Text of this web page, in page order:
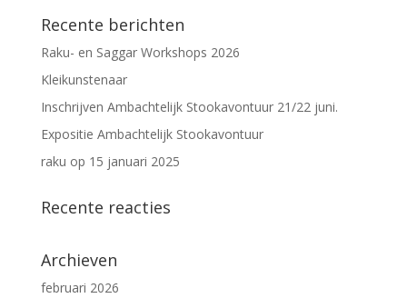
Recente berichten
Raku- en Saggar Workshops 2026
Kleikunstenaar
Inschrijven Ambachtelijk Stookavontuur 21/22 juni.
Expositie Ambachtelijk Stookavontuur
raku op 15 januari 2025
Recente reacties
Archieven
februari 2026